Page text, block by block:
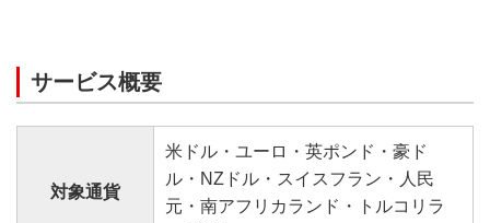
サービス概要
対象通貨
米ドル・ユーロ・英ポンド・豪ド
ル・NZドル・スイスフラン・人民
元・南アフリカランド・トルコリラ